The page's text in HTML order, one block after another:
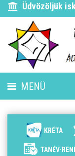
Üdvözöljük
MENÜ
HÍREK
KRÉTA
TANÉV-